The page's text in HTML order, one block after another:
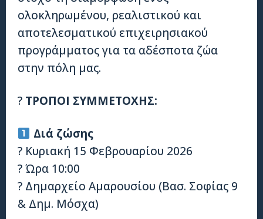
ολοκληρωμένου, ρεαλιστικού και
αποτελεσματικού επιχειρησιακού
προγράμματος για τα αδέσποτα ζώα
στην πόλη μας.
? ΤΡΟΠΟΙ ΣΥΜΜΕΤΟΧΗΣ:
Διά ζώσης
? Κυριακή 15 Φεβρουαρίου 2026
? Ώρα 10:00
? Δημαρχείο Αμαρουσίου (Βασ. Σοφίας 9
& Δημ. Μόσχα)